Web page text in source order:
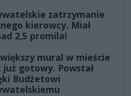
zatrzymanie
kierowcy. Miał
2,5 promila!
mural w mieście
już gotowy. Powstał
Budżetowi